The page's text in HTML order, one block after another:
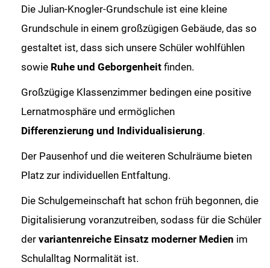
Die Julian-Knogler-Grundschule ist eine kleine
Grundschule in einem großzügigen Gebäude, das so
gestaltet ist, dass sich unsere Schüler wohlfühlen
sowie Ruhe und Geborgenheit finden.
Großzügige Klassenzimmer bedingen eine positive
Lernatmosphäre und ermöglichen
Differenzierung und Individualisierung.
Der Pausenhof und die weiteren Schulräume bieten
Platz zur individuellen Entfaltung.
Die Schulgemeinschaft hat schon früh begonnen, die
Digitalisierung voranzutreiben, sodass für die Schüler
der variantenreiche Einsatz moderner Medien im
Schulalltag Normalität ist.